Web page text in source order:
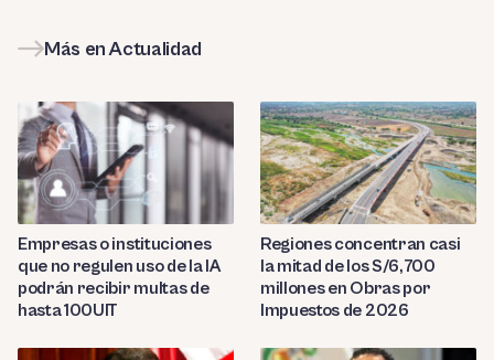
Más en Actualidad
Empresas o instituciones
que no regulen uso de la IA
podrán recibir multas de
hasta 100UIT
Regiones concentran casi
la mitad de los S/6,700
millones en Obras por
Impuestos de 2026